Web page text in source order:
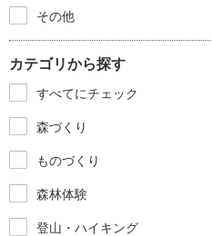
その他
カテゴリから探す
すべてにチェック
森づくり
ものづくり
森林体験
登山・ハイキング